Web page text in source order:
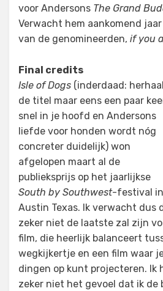
voor Andersons The Grand
Verwacht hem aankomend
van de genomineerden, if you
Final credits
Isle of Dogs (inderdaad: herhaal
de titel maar eens een paar
snel in je hoofd en Andersons
liefde voor honden wordt nóg
concreter duidelijk) won
afgelopen maart al de
publieksprijs op het jaarlijkse
South by Southwest-festival in
Austin Texas. Ik verwacht dus
zeker niet de laatste zal zijn
film, die heerlijk balanceert
wegkijkertje en een film waar
dingen op kunt projecteren. Ik
zeker niet het gevoel dat ik de